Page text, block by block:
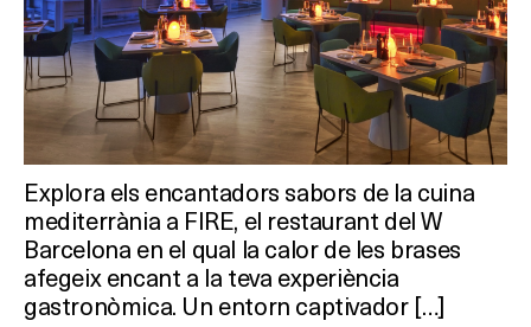
Explora els encantadors sabors de la cuina
mediterrània a FIRE, el restaurant del W
Barcelona en el qual la calor de les brases
afegeix encant a la teva experiència
gastronòmica. Un entorn captivador […]